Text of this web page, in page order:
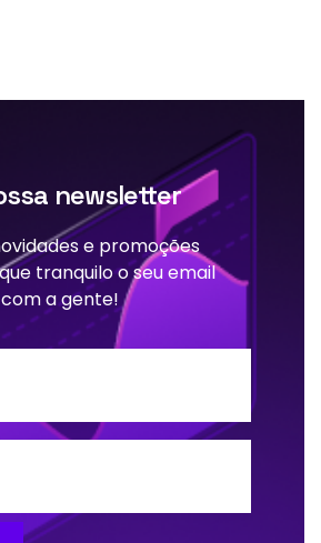
newsletter
e promoções
tranquilo o seu email
a gente!